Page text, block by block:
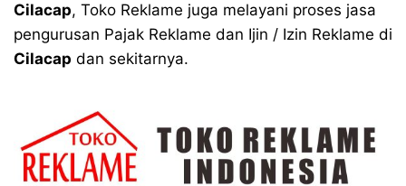
Cilacap, Toko Reklame juga melayani proses jasa
pengurusan Pajak Reklame dan Ijin / Izin Reklame di
Cilacap dan sekitarnya.